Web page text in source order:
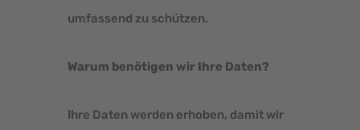
umfassend zu schützen.
Warum benötigen wir Ihre Daten?
Ihre Daten werden erhoben, damit wir